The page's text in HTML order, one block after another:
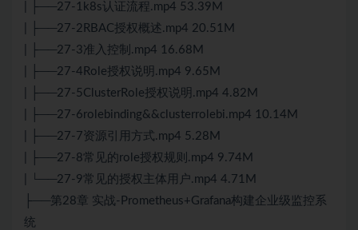
| ├──27-1k8s认证流程.mp4 53.39M
| ├──27-2RBAC授权概述.mp4 20.51M
| ├──27-3准入控制.mp4 16.68M
| ├──27-4Role授权说明.mp4 9.65M
| ├──27-5ClusterRole授权说明.mp4 4.82M
| ├──27-6rolebinding&&clusterrolebi.mp4 10.14M
| ├──27-7资源引用方式.mp4 5.28M
| ├──27-8常见的role授权规则.mp4 9.74M
| └──27-9常见的授权主体用户.mp4 4.71M
├──第28章 实战-Prometheus+Grafana构建企业级监控系
统